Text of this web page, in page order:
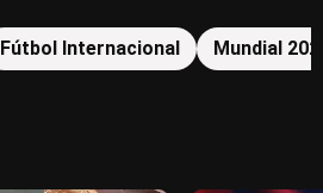
Fútbol Internacional Mundial